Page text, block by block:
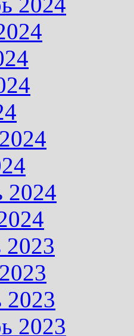
2024
2023
2023
2023